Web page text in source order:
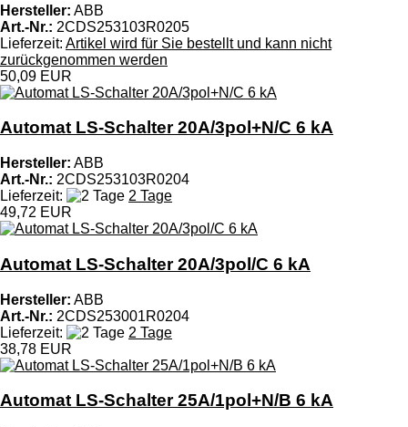
Hersteller: ABB
Art.-Nr.: 2CDS253103R0205
Lieferzeit: Artikel wird für Sie bestellt und kann nicht
zurückgenommen werden
50,09 EUR
Automat LS-Schalter 20A/3pol+N/C 6 kA
Hersteller: ABB
Art.-Nr.: 2CDS253103R0204
Lieferzeit:
2 Tage
49,72 EUR
Automat LS-Schalter 20A/3pol/C 6 kA
Hersteller: ABB
Art.-Nr.: 2CDS253001R0204
Lieferzeit:
2 Tage
38,78 EUR
Automat LS-Schalter 25A/1pol+N/B 6 kA